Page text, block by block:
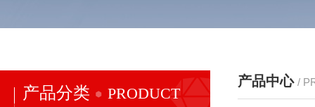
产品分类 PRODUCT
产品中心 /